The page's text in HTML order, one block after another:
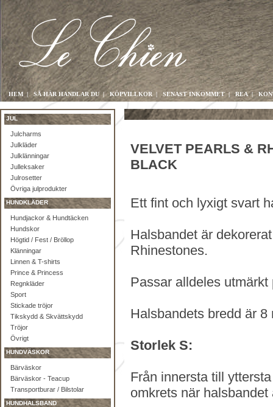
HEM | SÅ HÄR HANDLAR DU |KÖPVILLKOR | SENAST INKOMMET|REA|
JUL
Julcharms
Julkläder
Julklänningar
Julleksaker
Julrosetter
Övriga julprodukter
HUNDKLÄDER
Hundjackor & Hundtäcken
Hundskor
Högtid / Fest / Bröllop
Klänningar
Linnen & T-shirts
Prince & Princess
Regnkläder
Sport
Stickade tröjor
Tikskydd & Skvättskydd
Tröjor
Övrigt
HUNDVÄSKOR
Bärväskor
Bärväskor - Teacup
Transportburar / Bilstolar
HUNDHALSBAND
VELVET PEARLS &
BLACK
Ett fint och lyxigt svart
Halsbandet är
Rhinestones.
Passar alldeles utmärkt
Halsbandets bredd är 8
Storlek S:
Från innersta till
omkrets när halsbandet